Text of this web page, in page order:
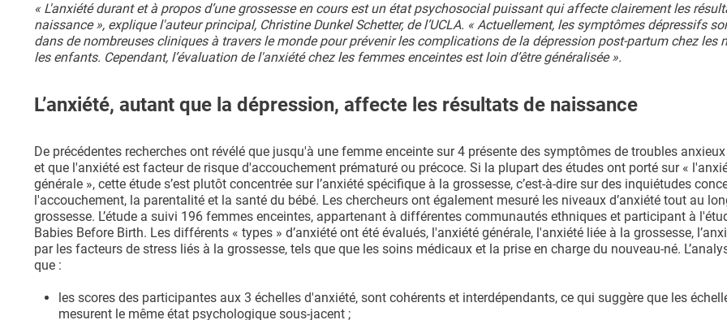
« L'anxiété durant et à propos d’une grossesse en cours est un état psychosocial puissant qui affecte clairement les
naissance », explique l'auteur principal, Christine Dunkel Schetter, de l’UCLA. « Actuellement, les symptômes dépressifs
dans de nombreuses cliniques à travers le monde pour prévenir les complications de la dépression post-partum chez les
les enfants. Cependant, l’évaluation de l'anxiété chez les femmes enceintes est loin d’être généralisée ».
L’anxiété, autant que la dépression, affecte les résultats de naissance
De précédentes recherches ont révélé que jusqu'à une femme enceinte sur 4 présente des symptômes de troubles
et que l'anxiété est facteur de risque d'accouchement prématuré ou précoce. Si la plupart des études ont porté sur «
générale », cette étude s’est plutôt concentrée sur l’anxiété spécifique à la grossesse, c’est-à-dire sur des inquiétudes
l'accouchement, la parentalité et la santé du bébé. Les chercheurs ont également mesuré les niveaux d’anxiété tout au
grossesse. L’étude a suivi 196 femmes enceintes, appartenant à différentes communautés ethniques et participant à
Babies Before Birth. Les différents « types » d’anxiété ont été évalués, l'anxiété générale, l'anxiété liée à la grossesse,
par les facteurs de stress liés à la grossesse, tels que que les soins médicaux et la prise en charge du nouveau-né.
que :
les scores des participantes aux 3 échelles d'anxiété, sont cohérents et interdépendants, ce qui suggère que les
mesurent le même état psychologique sous-jacent ;